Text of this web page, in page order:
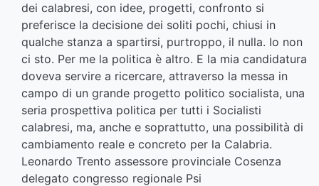
dei calabresi, con idee, progetti, confronto si
preferisce la decisione dei soliti pochi, chiusi in
qualche stanza a spartirsi, purtroppo, il nulla. Io non
ci sto. Per me la politica è altro. E la mia candidatura
doveva servire a ricercare, attraverso la messa in
campo di un grande progetto politico socialista, una
seria prospettiva politica per tutti i Socialisti
calabresi, ma, anche e soprattutto, una possibilità di
cambiamento reale e concreto per la Calabria.
Leonardo Trento assessore provinciale Cosenza
delegato congresso regionale Psi